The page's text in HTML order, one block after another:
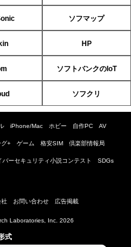
ソフマップ
HP
ソフトバンクのIoT
ソフクリ
iPhone/Mac ホビー 自作PC AV
グ+ ゲーム 格安SIM 倶楽部情報局
バーセキュリティ小説コンテスト SDGs
社 お問い合わせ 広告掲載
Laboratories, Inc. 2026
式